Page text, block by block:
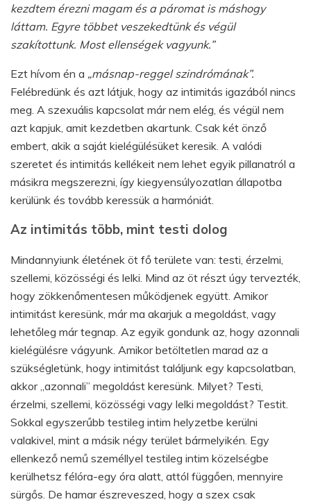
kezdtem érezni magam és a páromat is máshogy
láttam. Egyre többet veszekedtünk és végül
szakítottunk. Most ellenségek vagyunk.”
Ezt hívom én a „másnap-reggel szindrómának”.
Felébredünk és azt látjuk, hogy az intimitás igazából nincs
meg. A szexuális kapcsolat már nem elég, és végül nem
azt kapjuk, amit kezdetben akartunk. Csak két önző
embert, akik a saját kielégülésüket keresik. A valódi
szeretet és intimitás kellékeit nem lehet egyik pillanatról a
másikra megszerezni, így kiegyensúlyozatlan állapotba
kerülünk és tovább keressük a harmóniát.
Az intimitás több, mint testi dolog
Mindannyiunk életének öt fő területe van: testi, érzelmi,
szellemi, közösségi és lelki. Mind az öt részt úgy tervezték,
hogy zökkenőmentesen működjenek együtt. Amikor
intimitást keresünk, már ma akarjuk a megoldást, vagy
lehetőleg már tegnap. Az egyik gondunk az, hogy azonnali
kielégülésre vágyunk. Amikor betöltetlen marad az a
szükségletünk, hogy intimitást találjunk egy kapcsolatban,
akkor „azonnali” megoldást keresünk. Milyet? Testi,
érzelmi, szellemi, közösségi vagy lelki megoldást? Testit.
Sokkal egyszerűbb testileg intim helyzetbe kerülni
valakivel, mint a másik négy terület bármelyikén. Egy
ellenkező nemű személlyel testileg intim közelségbe
kerülhetsz félóra-egy óra alatt, attól függően, mennyire
sürgős. De hamar észreveszed, hogy a szex csak